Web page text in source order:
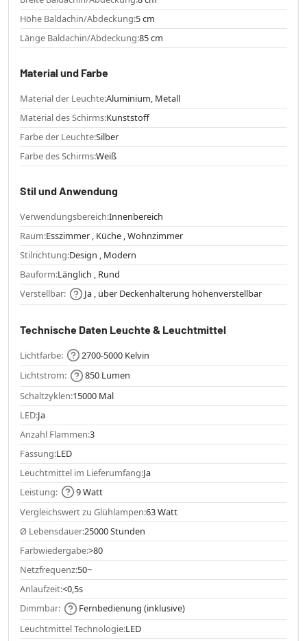
Höhe Baldachin/Abdeckung:5 cm
Länge Baldachin/Abdeckung:85 cm
Material und Farbe
Material der Leuchte:Aluminium, Metall
Material des Schirms:Kunststoff
Farbe der Leuchte:Silber
Farbe des Schirms:Weiß
Stil und Anwendung
Verwendungsbereich:Innenbereich
Raum:Esszimmer , Küche , Wohnzimmer
Stilrichtung:Design , Modern
Bauform:Länglich , Rund
Verstellbar:
Ja , über Deckenhalterung höhenverstellbar
Technische Daten Leuchte & Leuchtmittel
Lichtfarbe:
2700-5000 Kelvin
Lichtstrom:
850 Lumen
Schaltzyklen:15000 Mal
LED:Ja
Anzahl Flammen:3
Fassung:LED
Leuchtmittel im Lieferumfang:Ja
Leistung:
9 Watt
Vergleichswert zu Glühlampen:63 Watt
Ø Lebensdauer:25000 Stunden
Farbwiedergabe:>80
Netzfrequenz:50~
Anlaufzeit:<0,5s
Dimmbar:
Fernbedienung (inklusive)
Leuchtmittel Technologie:LED